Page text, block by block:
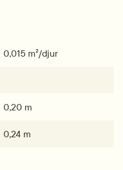
0,015 m²/djur
0,20 m
0,24 m